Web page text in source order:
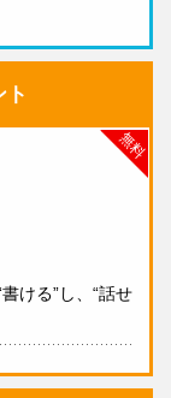
ト
無料
ける”し、“話せ